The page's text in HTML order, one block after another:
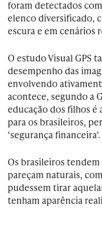
foram detectados
elenco diversificado,
escura e em cenários
O estudo Visual GPS
desempenho das
envolvendo
acontece, segundo a
educação dos filhos
para os brasileiros,
‘segurança financeira’.
Os brasileiros
pareçam naturais,
pudessem tirar
tenham aparência